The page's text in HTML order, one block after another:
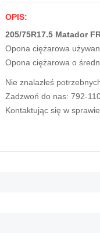
OPIS:
205/75R17.5 Matador
Opona ciężarowa
Opona ciężarowa o
Nie znalazłeś
Zadzwoń do nas: 792-
Kontaktując się w